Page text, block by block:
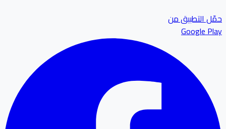
التطبيق من
Google